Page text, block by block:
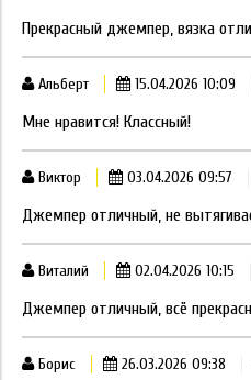
Прекрасный джемпер, вязка
Альберт 15.04.2026 10:09
Мне нравится! Классный!
Виктор 03.04.2026 09:57
Джемпер отличный, не
Виталий 02.04.2026 10:15
Джемпер отличный, всё
Борис 26.03.2026 09:38